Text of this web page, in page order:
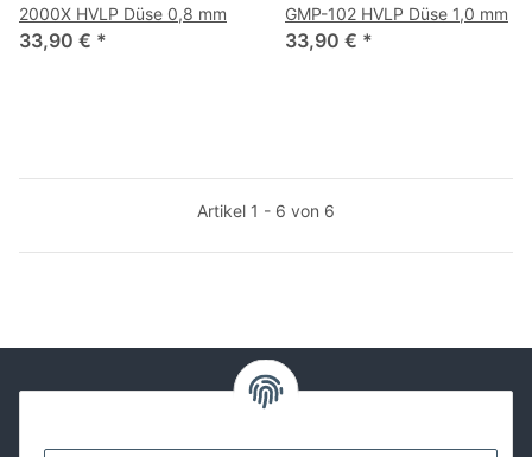
2000X HVLP Düse 0,8 mm
33,90 € *
GMP-102 HVLP Düse 1,0 mm
33,90 € *
Artikel 1 - 6 von 6